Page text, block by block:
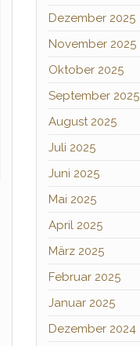
Dezember 2025
November 2025
Oktober 2025
September 2025
August 2025
Juli 2025
Juni 2025
Mai 2025
April 2025
März 2025
Februar 2025
Januar 2025
Dezember 2024